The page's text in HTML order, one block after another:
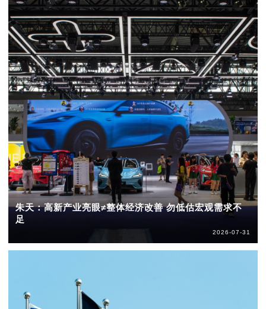
朱天：高新产业亮眼≠整体经济改善 勿低估宏观需求不
足
2026-07-31